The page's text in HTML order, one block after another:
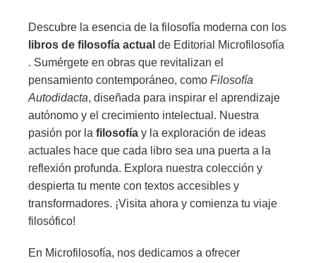
Descubre la esencia de la filosofía moderna con los
libros de filosofía actual de Editorial Microfilosofía
. Sumérgete en obras que revitalizan el
pensamiento contemporáneo, como Filosofía
Autodidacta, diseñada para inspirar el aprendizaje
autónomo y el crecimiento intelectual. Nuestra
pasión por la filosofía y la exploración de ideas
actuales hace que cada libro sea una puerta a la
reflexión profunda. Explora nuestra colección y
despierta tu mente con textos accesibles y
transformadores. ¡Visita ahora y comienza tu viaje
filosófico!
En Microfilosofía, nos dedicamos a ofrecer